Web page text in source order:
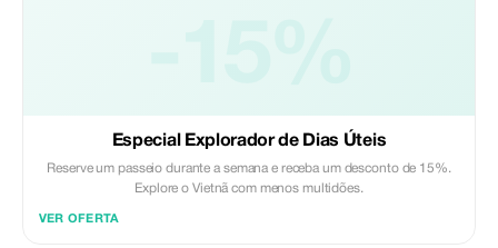
Especial Explorador de Dias Úteis
Reserve um passeio durante a semana e receba um desconto de 15%.
Explore o Vietnã com menos multidões.
VER OFERTA